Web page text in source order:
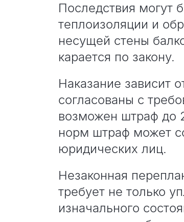
Последствия могут
теплоизоляции и
несущей стены
карается по закону.
Наказание зависит
согласованы с
возможен штраф до
норм штраф может
юридических лиц.
Незаконная
требует не только
изначального